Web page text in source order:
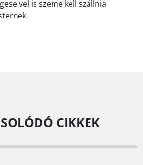
is szeme kell szállnia
CIKKEK